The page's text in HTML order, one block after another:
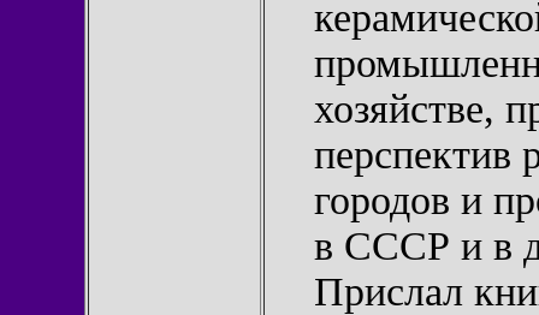
хозяйстве,
перспектив
городов и
в СССР и в
Прислал